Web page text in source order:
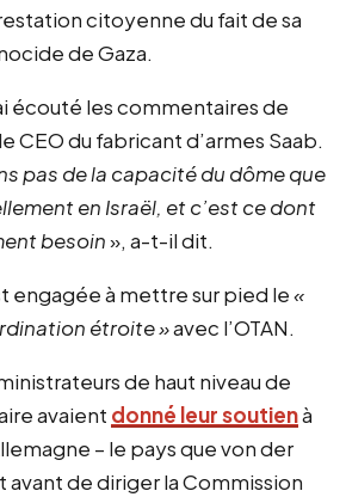
citoyenne du fait de sa
de Gaza.
écouté les commentaires de
CEO du fabricant d’armes Saab.
pas de la capacité du dôme que
en Israël, et c’est ce dont
besoin», a-t-il dit.
engagée à mettre sur pied le«
étroite »avec l’OTAN.
de haut niveau de
avaient donné leur soutienà
– le pays que von der
de diriger la Commission